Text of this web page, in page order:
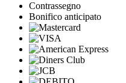
Contrassegno
Bonifico anticipato